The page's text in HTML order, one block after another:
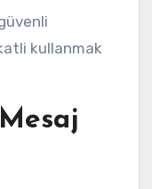
kullanmak